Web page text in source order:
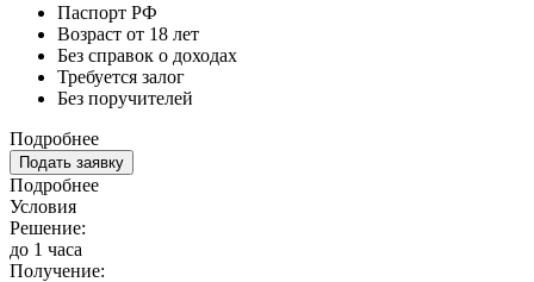
Паспорт РФ
Возраст от 18 лет
Без справок о доходах
Требуется залог
Без поручителей
Подробнее
Подать заявку
Подробнее
Условия
Решение:
до 1 часа
Получение: